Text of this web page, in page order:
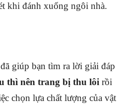
khi đánh xuống ngôi nhà.
giúp bạn tìm ra lời giải đáp
thì nên trang bị thu lôi rồi
chọn lựa chất lượng của vật